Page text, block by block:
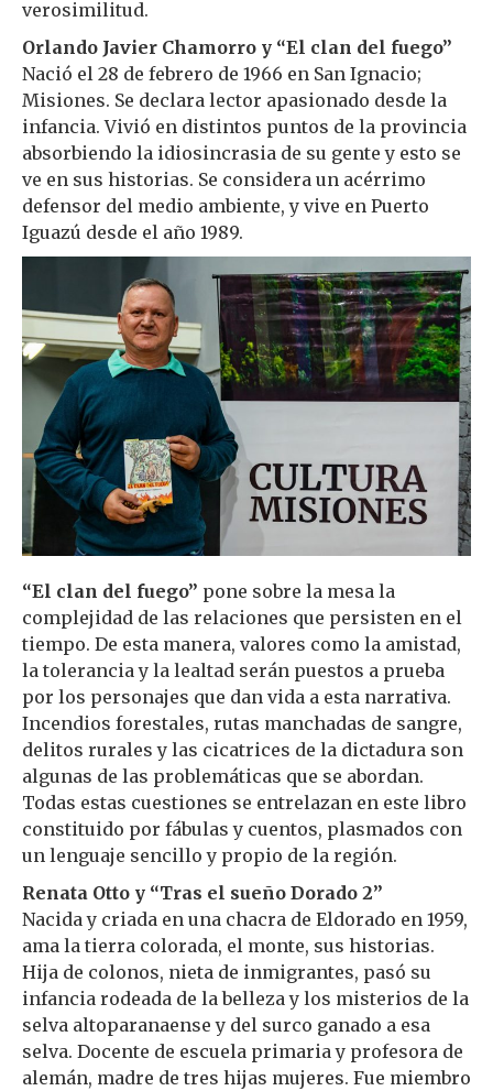
verosimilitud.
Orlando Javier Chamorro y “El clan del fuego”
Nació el 28 de febrero de 1966 en San Ignacio;
Misiones. Se declara lector apasionado desde la
infancia. Vivió en distintos puntos de la provincia
absorbiendo la idiosincrasia de su gente y esto se
ve en sus historias. Se considera un acérrimo
defensor del medio ambiente, y vive en Puerto
Iguazú desde el año 1989.
“El clan del fuego” pone sobre la mesa la
complejidad de las relaciones que persisten en el
tiempo. De esta manera, valores como la amistad,
la tolerancia y la lealtad serán puestos a prueba
por los personajes que dan vida a esta narrativa.
Incendios forestales, rutas manchadas de sangre,
delitos rurales y las cicatrices de la dictadura son
algunas de las problemáticas que se abordan.
Todas estas cuestiones se entrelazan en este libro
constituido por fábulas y cuentos, plasmados con
un lenguaje sencillo y propio de la región.
Renata Otto y “Tras el sueño Dorado 2”
Nacida y criada en una chacra de Eldorado en 1959,
ama la tierra colorada, el monte, sus historias.
Hija de colonos, nieta de inmigrantes, pasó su
infancia rodeada de la belleza y los misterios de la
selva altoparanaense y del surco ganado a esa
selva. Docente de escuela primaria y profesora de
alemán, madre de tres hijas mujeres. Fue miembro